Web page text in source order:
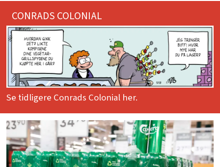
CONRADS COLONIAL
Se tidligere Conrads Colonial her.